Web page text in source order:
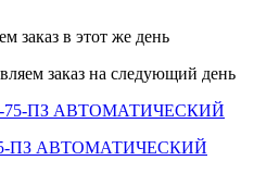
заказ в этот же день
заказ на следующий день
75-ПЗ АВТОМАТИЧЕСКИЙ